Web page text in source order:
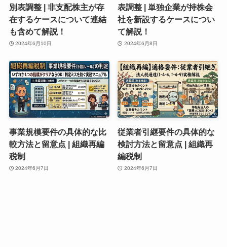
別表調整 | 非支配株主が存
在するケースについて連結
も含めて解説！
2024年6月10日
表調整 | 単独企業が持株会
社を新設するケースについ
て解説！
2024年6月8日
事業規模要件の具体的な比
較方法と留意点 | 組織再編
税制
2024年6月7日
従業者引継要件の具体的な
検討方法と留意点 | 組織再
編税制
2024年6月7日